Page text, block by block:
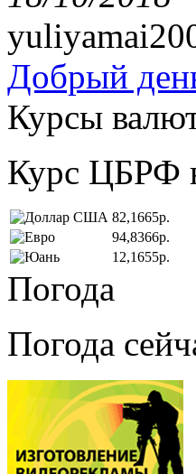
Добрый
Курсы
Курс ЦБРФ
82,1665р.
94,8366р.
12,1655р.
Погода
Погода